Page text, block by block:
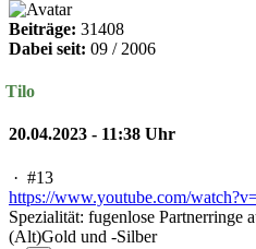
Beiträge: 31408
Dabei seit: 09 / 2006
Tilo
20.04.2023 - 11:38 Uhr
· #13
https://www.youtube.com/
Spezialität: fugenlose Partnerringe
(Alt)Gold und -Silber